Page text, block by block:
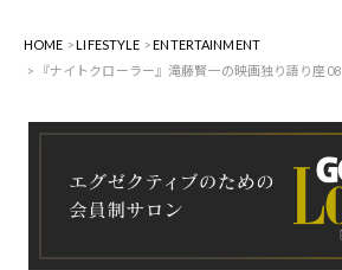
HOME LIFESTYLE
ENTERTAINMENT
『ナイトクローラー』滝藤賢一の映画独り語り座08